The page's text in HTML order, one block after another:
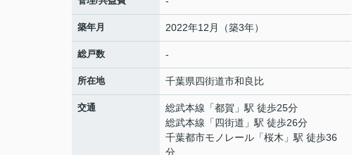
築年月 2022年12月（築3年）
総戸数 -
所在地 千葉県四街道市和良比
交通 総武本線 「都賀 」駅 徒歩25分
総武本線 「四街道 」駅 徒歩26分
千葉都市モノレール 「桜木 」駅 徒歩36
分